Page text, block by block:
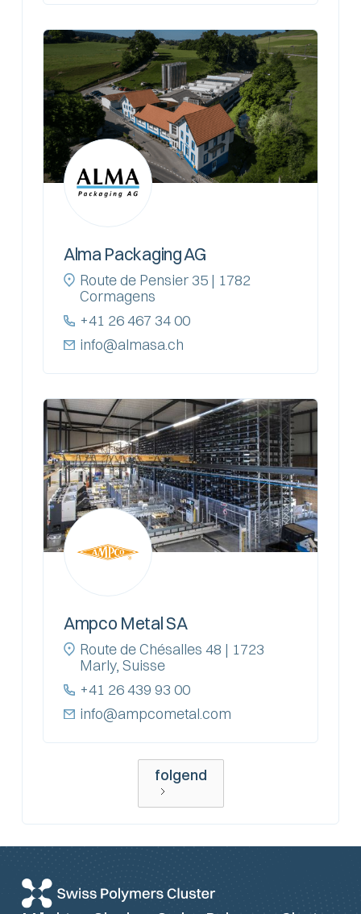
Alma Packaging AG
Route de Pensier 35 | 1782
Cormagens
+41 26 467 34 00
info@almasa.ch
Ampco Metal SA
Route de Chésalles 48 | 1723
Marly, Suisse
+41 26 439 93 00
info@ampcometal.com
folgend